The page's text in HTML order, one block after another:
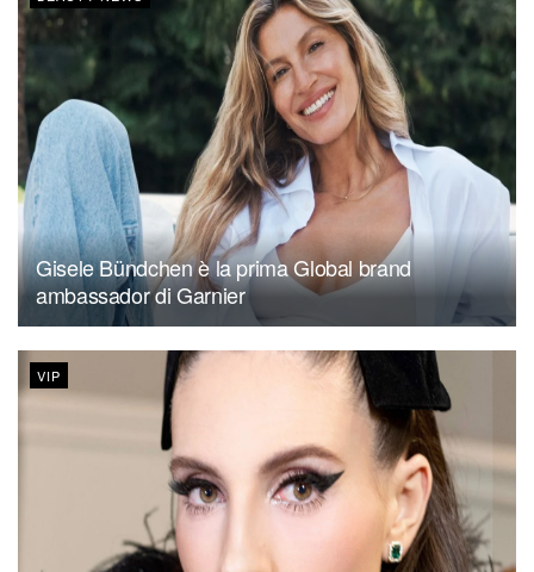
Gisele Bündchen è la prima Global brand
ambassador di Garnier
VIP